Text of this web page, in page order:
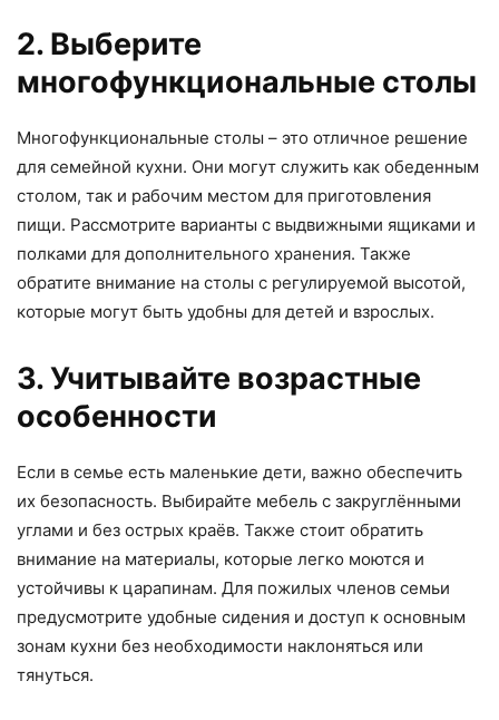
2. Выберите
многофункциональные столы
Многофункциональные столы – это отличное решение
для семейной кухни. Они могут служить как обеденным
столом, так и рабочим местом для приготовления
пищи. Рассмотрите варианты с выдвижными ящиками и
полками для дополнительного хранения. Также
обратите внимание на столы с регулируемой высотой,
которые могут быть удобны для детей и взрослых.
3. Учитывайте возрастные
особенности
Если в семье есть маленькие дети, важно обеспечить
их безопасность. Выбирайте мебель с закруглёнными
углами и без острых краёв. Также стоит обратить
внимание на материалы, которые легко моются и
устойчивы к царапинам. Для пожилых членов семьи
предусмотрите удобные сидения и доступ к основным
зонам кухни без необходимости наклоняться или
тянуться.